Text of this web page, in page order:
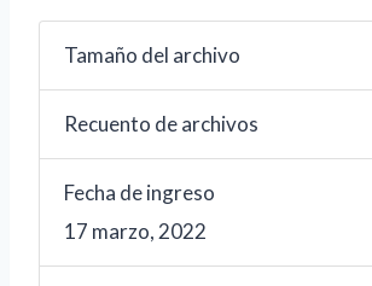
Tamaño del archivo
Recuento de archivos
Fecha de ingreso
17 marzo, 2022